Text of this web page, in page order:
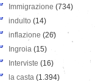
Immigrazione (734)
indulto (14)
inflazione (26)
Ingroia (15)
Interviste (16)
la casta (1.394)